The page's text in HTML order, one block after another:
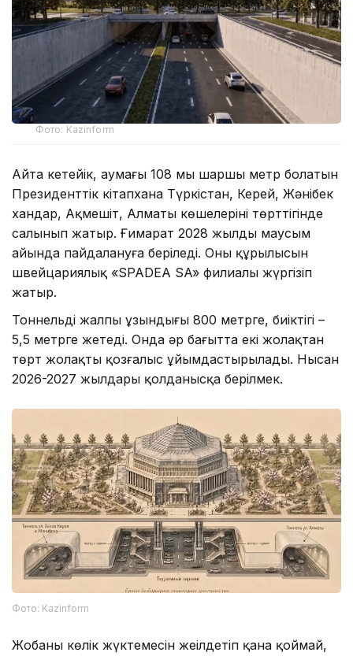
Фото: Kazinform
Айта кетейік, аумағы 108 мың шаршы метр болатын
Президенттік кітапхана Түркістан, Керей, Жәнібек
хандар, Ақмешіт, Алматы көшелерінің төрттігінде
салынып жатыр. Ғимарат 2028 жылдың маусым
айында пайдалануға беріледі. Оның құрылысын
швейцариялық «SPADEA SA» филиалы жүргізіп
жатыр.
Тоннельдің жалпы ұзындығы 800 метрге, биіктігі –
5,5 метрге жетеді. Онда әр бағытта екі жолақтан
төрт жолақты қозғалыс ұйымдастырылады. Нысан
2026-2027 жылдары қолданысқа берілмек.
Фото: Kazinform
Жобаны көлік жүктемесін жеңілдетіп қана қоймай,